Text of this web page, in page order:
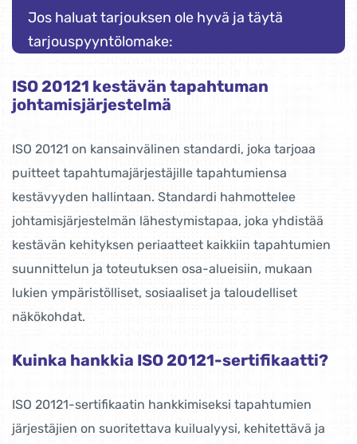
Jos haluat tarjouksen ole hyvä ja täytä
tarjouspyyntölomake:
ISO 20121 kestävän tapahtuman
johtamisjärjestelmä
ISO 20121 on kansainvälinen standardi, joka tarjoaa
puitteet tapahtumajärjestäjille tapahtumiensa
kestävyyden hallintaan. Standardi hahmottelee
johtamisjärjestelmän lähestymistapaa, joka yhdistää
kestävän kehityksen periaatteet kaikkiin tapahtumien
suunnittelun ja toteutuksen osa-alueisiin, mukaan
lukien ympäristölliset, sosiaaliset ja taloudelliset
näkökohdat.
Kuinka hankkia ISO 20121-sertifikaatti?
ISO 20121-sertifikaatin hankkimiseksi tapahtumien
järjestäjien on suoritettava kuilualyysi, kehitettävä ja